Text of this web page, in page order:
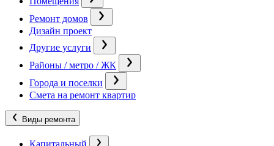
Ремонт домов
Дизайн проект
Другие услуги
Районы / метро / ЖК
Города и поселки
Смета на ремонт квартир
Виды ремонта
Капитальный